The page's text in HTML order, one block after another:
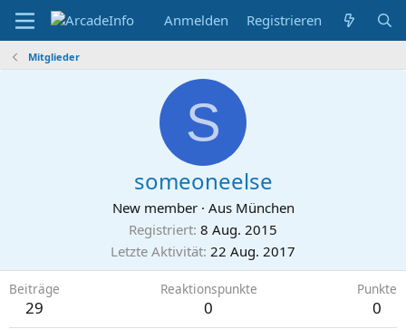
Anmelden Registrieren
Mitglieder
S
someoneelse
New member · Aus München
Registriert 8 Aug. 2015
Letzte Aktivität 22 Aug. 2017
Beiträge
29
Reaktionspunkte
0
Punkte
0